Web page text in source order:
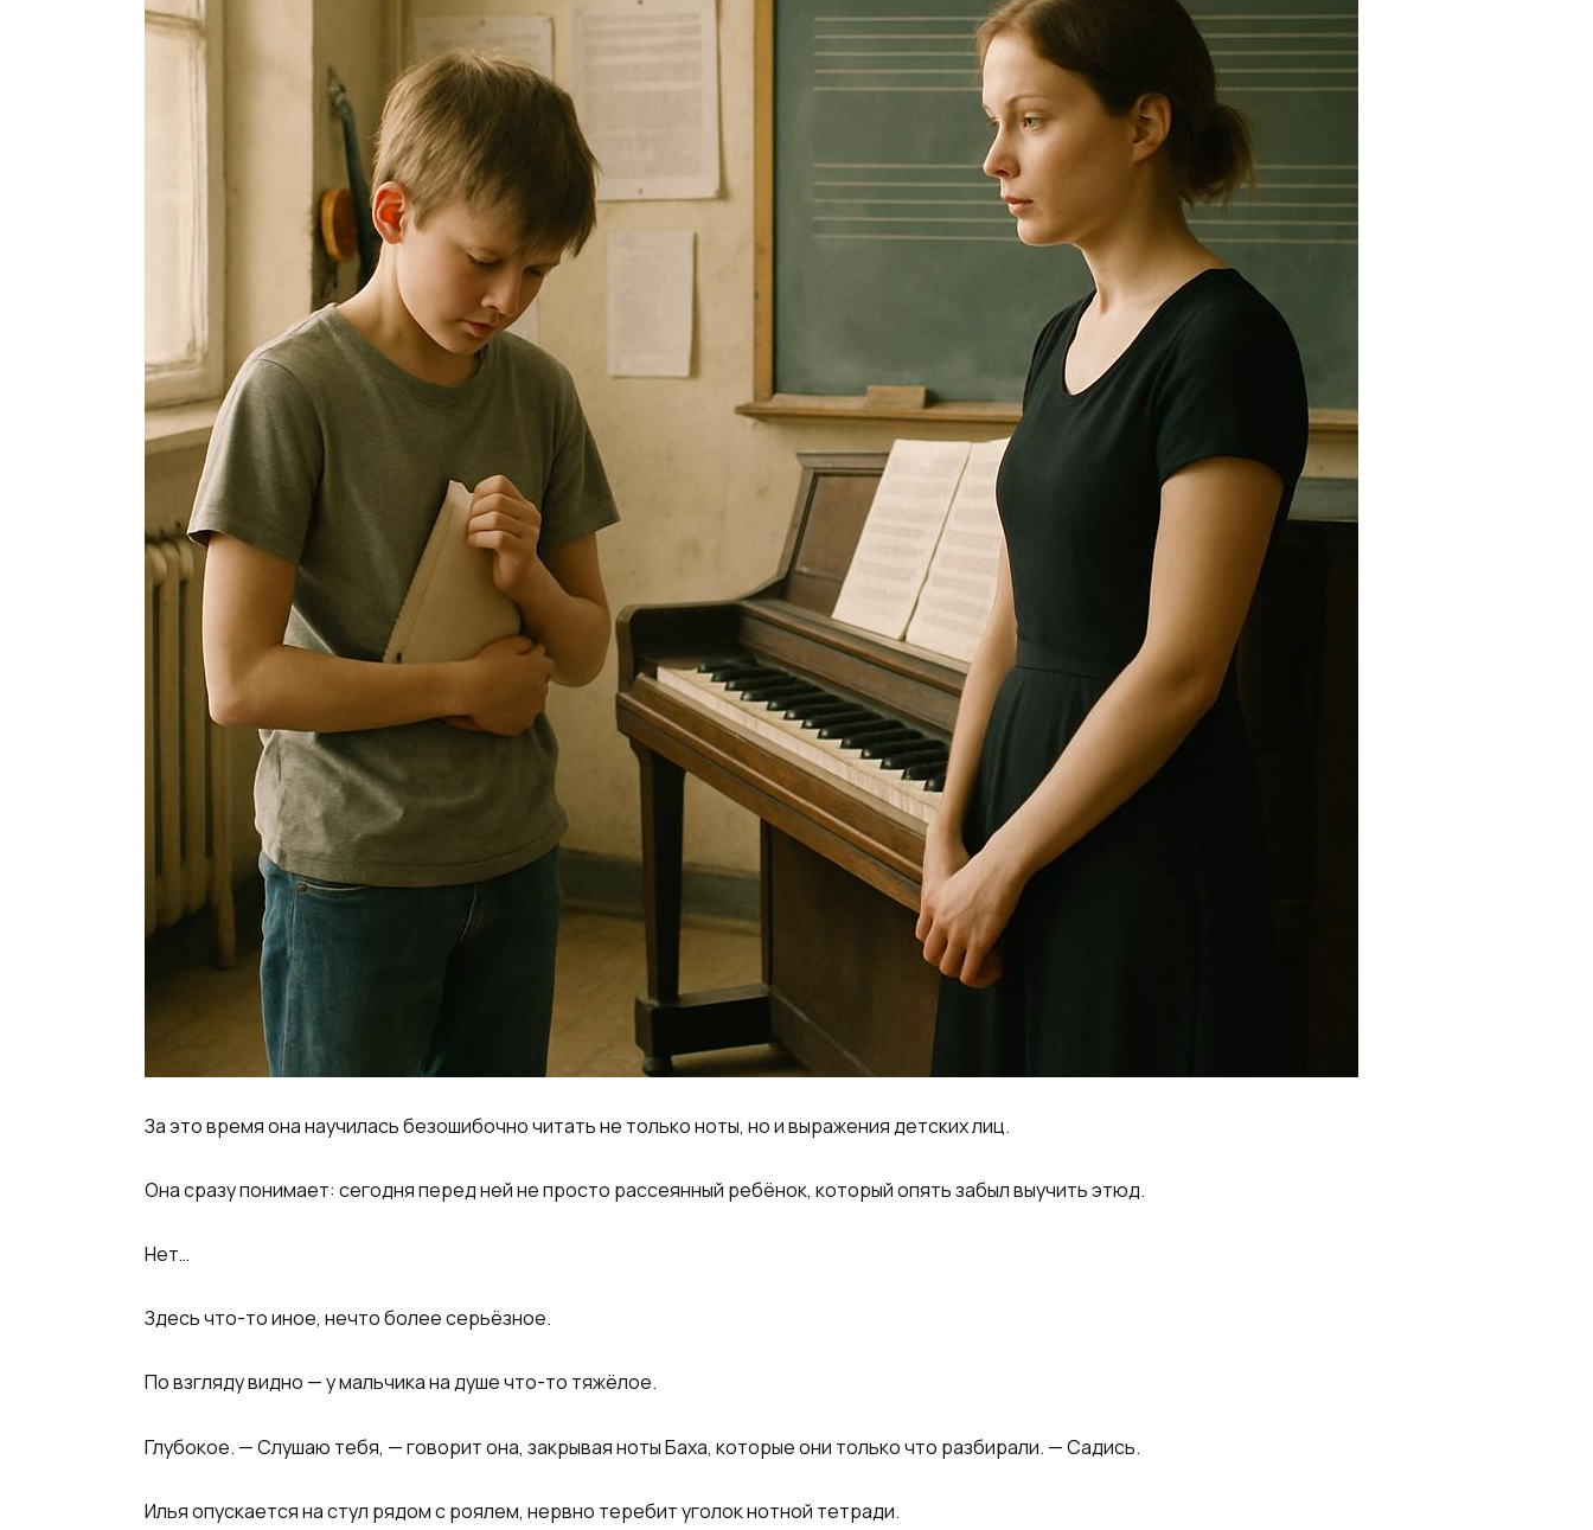
За это время она научилась безошибочно читать не только ноты, но и выражения детских лиц.
Она сразу понимает: сегодня перед ней не просто рассеянный ребёнок, который опять забыл выучить этюд.
Нет…
Здесь что-то иное, нечто более серьёзное.
По взгляду видно — у мальчика на душе что-то тяжёлое.
Глубокое. — Слушаю тебя, — говорит она, закрывая ноты Баха, которые они только что разбирали. — Садись.
Илья опускается на стул рядом с роялем, нервно теребит уголок нотной тетради.